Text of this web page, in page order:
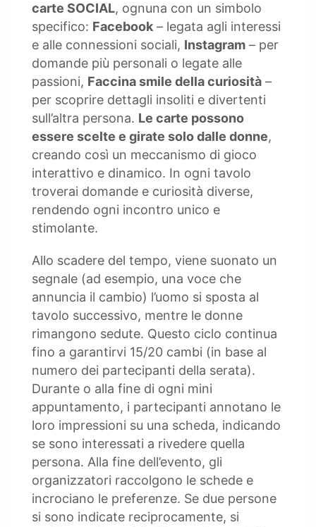
carte SOCIAL, ognuna con un simbolo
specifico: Facebook – legata agli interessi
e alle connessioni sociali, Instagram – per
domande più personali o legate alle
passioni, Faccina smile della curiosità –
per scoprire dettagli insoliti e divertenti
sull’altra persona. Le carte possono
essere scelte e girate solo dalle donne,
creando così un meccanismo di gioco
interattivo e dinamico. In ogni tavolo
troverai domande e curiosità diverse,
rendendo ogni incontro unico e
stimolante.
Allo scadere del tempo, viene suonato un
segnale (ad esempio, una voce che
annuncia il cambio) l’uomo si sposta al
tavolo successivo, mentre le donne
rimangono sedute. Questo ciclo continua
fino a garantirvi 15/20 cambi (in base al
numero dei partecipanti della serata).
Durante o alla fine di ogni mini
appuntamento, i partecipanti annotano le
loro impressioni su una scheda, indicando
se sono interessati a rivedere quella
persona. Alla fine dell’evento, gli
organizzatori raccolgono le schede e
incrociano le preferenze. Se due persone
si sono indicate reciprocamente, si